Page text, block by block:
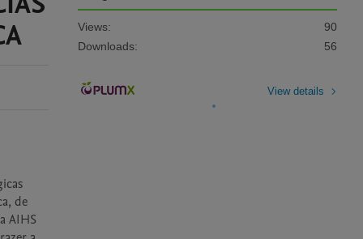
de
AIHS
Views:
90
Downloads:
56
View details